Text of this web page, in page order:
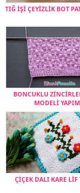
TIĞ İŞİ ÇEYİZLİK BOT
BONCUKLU
MODELİ
ÇİÇEK DALI KARE